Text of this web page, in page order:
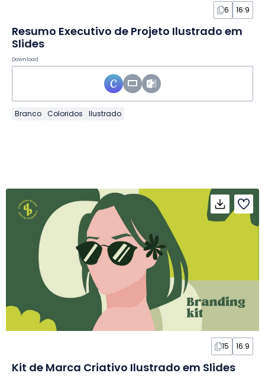
6 16:9
Resumo Executivo de Projeto Ilustrado em
Slides
Download
Branco Coloridos Ilustrado
15 16:9
Kit de Marca Criativo Ilustrado em Slides